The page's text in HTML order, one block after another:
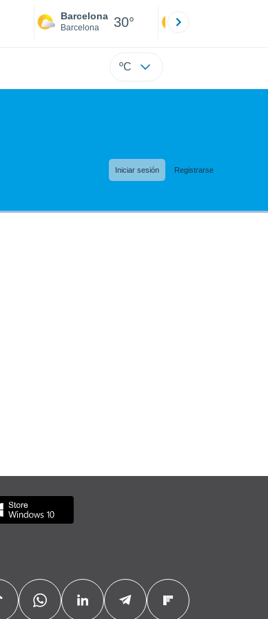
Barcelona
Barcelona 30°
ºC
Iniciar sesión Registrarse